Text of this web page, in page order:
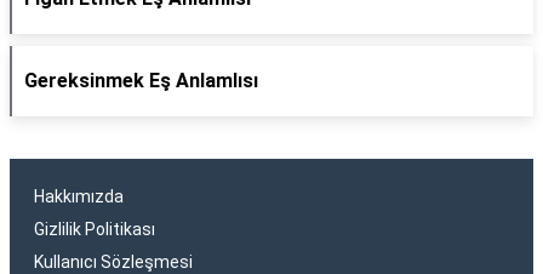
Gereksinmek Eş Anlamlısı
Hakkımızda
Gizlilik Politikası
Kullanıcı Sözleşmesi